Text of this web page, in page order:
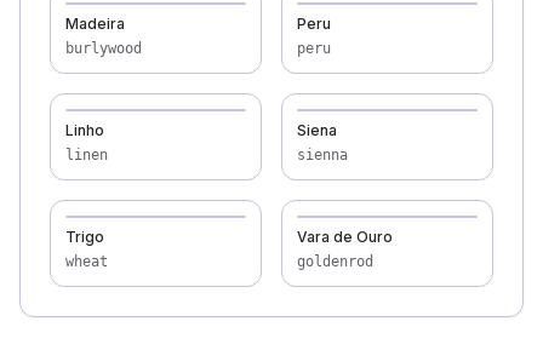
Madeira
burlywood
Peru
peru
Linho
linen
Siena
sienna
Trigo
wheat
Vara de Ouro
goldenrod